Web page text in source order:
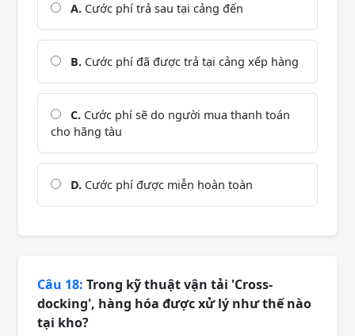
A. Cước phí trả sau tại cảng đến
B. Cước phí đã được trả tại cảng xếp hàng
C. Cước phí sẽ do người mua thanh toán
cho hãng tàu
D. Cước phí được miễn hoàn toàn
Câu 18: Trong kỹ thuật vận tải 'Cross-
docking', hàng hóa được xử lý như thế nào
tại kho?